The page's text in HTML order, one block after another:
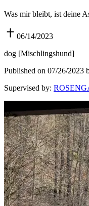
Was mir bleibt, ist deine
06/14/2023
dog [Mischlingshund]
Published on 07/26/2023
Supervised by: